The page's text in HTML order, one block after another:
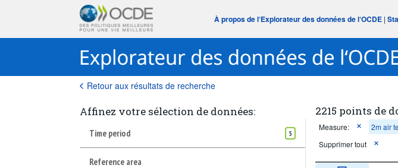
À propos de l‘Explorateur des données de l‘OCDE |
Retour aux résultats de recherche
Affinez votre sélection de données:
Time period 5
Reference area
2215 points de
Measure: 2m air
Supprimer tout